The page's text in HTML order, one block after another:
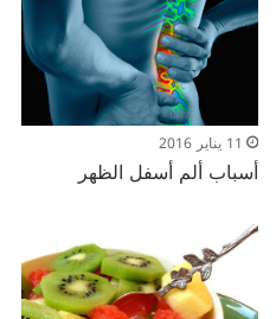
11 يناير 2016
أسباب ألم أسفل الظهر